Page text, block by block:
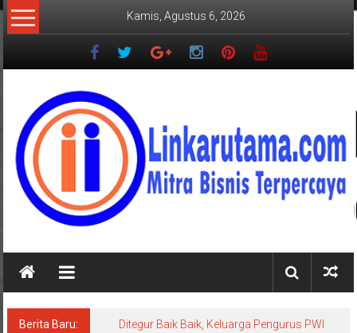
Lompat
ke
Kamis, Agustus 6, 2026
LINKARUTAMA.COM
Mitra
Terpercaya
Berita Baru:
Ditegur Baik Baik, Keluarga Pengurus PWI